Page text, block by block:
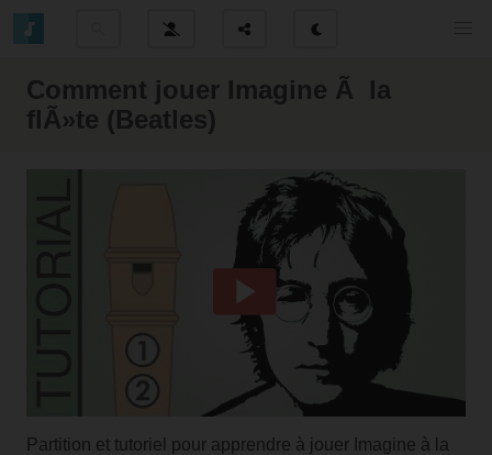
Comment jouer Imagine Ã la
flÃ»te (Beatles)
Partition et tutoriel pour apprendre à jouer Imagine à la